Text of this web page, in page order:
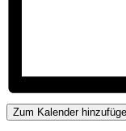
Zum Kalender